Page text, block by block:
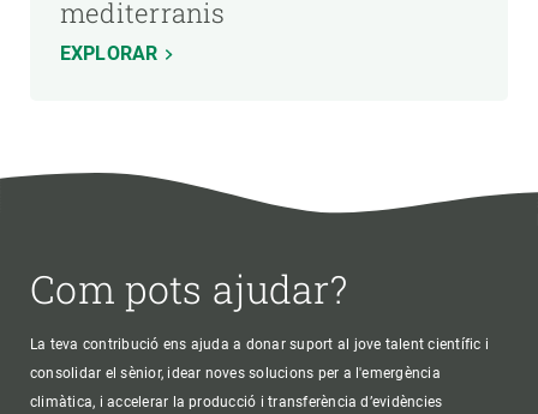
mediterranis
EXPLORAR
Com pots ajudar?
La teva contribució ens ajuda a donar suport al jove talent científic i
consolidar el sènior, idear noves solucions per a l'emergència
climàtica, i accelerar la producció i transferència d’evidències